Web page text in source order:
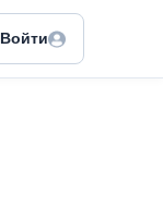
Войти